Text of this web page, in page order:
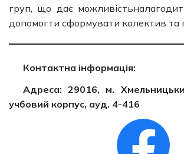
груп, що дає
допомогти сформувати колектив та
Контактна інформація:
Адреса: 29016, м.
учбовий корпус, ауд. 4-416